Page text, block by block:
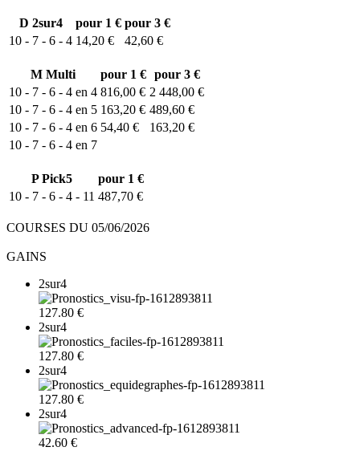
D 2sur4 pour 1 € pour 3 €
10 - 7 - 6 - 4 14,20 € 42,60 €
M Multi pour 1 € pour 3 €
10 - 7 - 6 - 4 en 4 816,00 € 2 448,00 €
10 - 7 - 6 - 4 en 5 163,20 € 489,60 €
10 - 7 - 6 - 4 en 6 54,40 €
163,20 €
10 - 7 - 6 - 4 en 7
PPick5
pour 1 €
10 - 7 - 6 - 4 - 11 487,70 €
COURSES DU 05/06/2026
GAINS
2sur4
127.80 €
2sur4
127.80 €
2sur4
127.80 €
2sur4
42.60 €